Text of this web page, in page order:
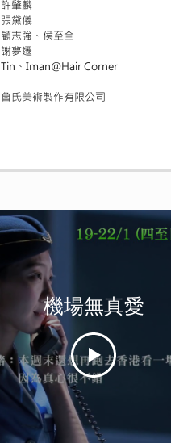
許肇麟
張黛儀
顧志強、侯至全
謝夢遷
Tin、Iman@Hair Corner
魯氏美術製作有限公司
機場無真愛